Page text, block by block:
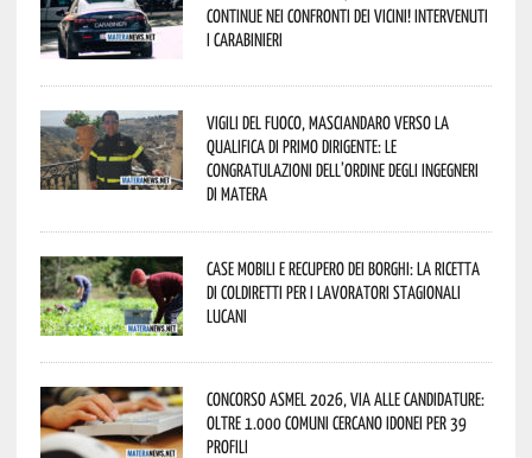
continue nei confronti dei vicini! Intervenuti
i Carabinieri
Vigili del Fuoco, Masciandaro verso la
qualifica di Primo Dirigente: le
congratulazioni dell’Ordine degli Ingegneri
di Matera
Case mobili e recupero dei borghi: la ricetta
di Coldiretti per i lavoratori stagionali
lucani
Concorso Asmel 2026, via alle candidature:
oltre 1.000 Comuni cercano idonei per 39
profili